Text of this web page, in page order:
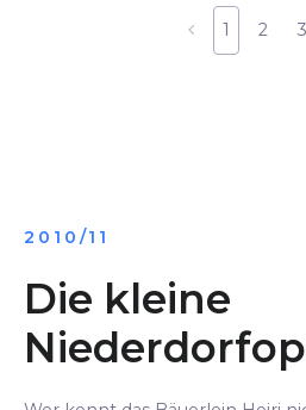
1 2 3
2010/11
Die kleine